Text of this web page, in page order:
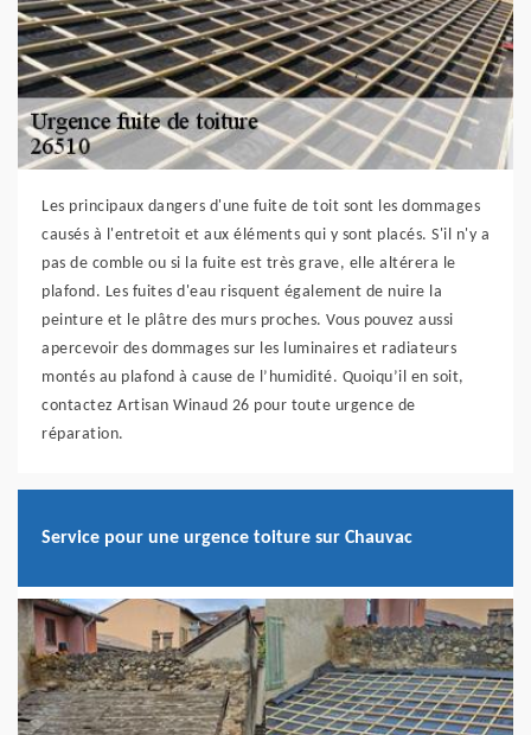
Les principaux dangers d'une fuite de toit sont les dommages
causés à l'entretoit et aux éléments qui y sont placés. S'il n'y a
pas de comble ou si la fuite est très grave, elle altérera le
plafond. Les fuites d'eau risquent également de nuire la
peinture et le plâtre des murs proches. Vous pouvez aussi
apercevoir des dommages sur les luminaires et radiateurs
montés au plafond à cause de l’humidité. Quoiqu’il en soit,
contactez Artisan Winaud 26 pour toute urgence de
réparation.
Service pour une urgence toiture sur Chauvac